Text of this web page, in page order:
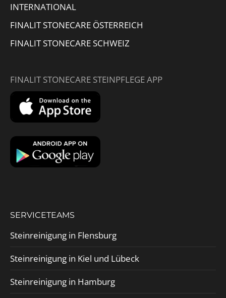
INTERNATIONAL
FINALIT STONECARE ÖSTERREICH
FINALIT STONECARE SCHWEIZ
FINALIT STONECARE STEINPFLEGE APP
SERVICETEAMS
Steinreinigung in Flensburg
Steinreinigung in Kiel und Lübeck
Steinreinigung in Hamburg